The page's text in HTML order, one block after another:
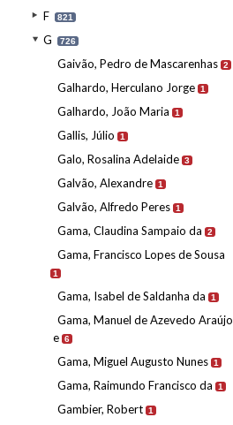
F 821
G 726
Gaivão, Pedro de Mascarenhas 2
Galhardo, Herculano Jorge 1
Galhardo, João Maria 1
Gallis, Júlio 1
Galo, Rosalina Adelaide 3
Galvão, Alexandre 1
Galvão, Alfredo Peres 1
Gama, Claudina Sampaio da 2
Gama, Francisco Lopes de Sousa
1
Gama, Isabel de Saldanha da 1
Gama, Manuel de Azevedo Araújo
e 6
Gama, Miguel Augusto Nunes 1
Gama, Raimundo Francisco da 1
Gambier, Robert 1